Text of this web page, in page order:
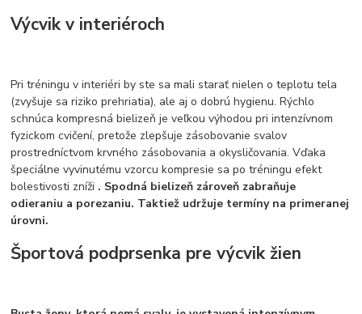
Výcvik v interiéroch
Pri tréningu v interiéri by ste sa mali starať nielen o teplotu tela
(zvyšuje sa riziko prehriatia), ale aj o dobrú hygienu. Rýchlo
schnúca kompresná bielizeň je veľkou výhodou pri intenzívnom
fyzickom cvičení, pretože zlepšuje zásobovanie svalov
prostredníctvom krvného zásobovania a okysličovania. Vďaka
špeciálne vyvinutému vzorcu kompresie sa po tréningu efekt
bolestivosti zníži . Spodná bielizeň zároveň zabraňuje
odieraniu a porezaniu. Taktiež udržuje termíny na primeranej
úrovni.
Športová podprsenka pre výcvik žien